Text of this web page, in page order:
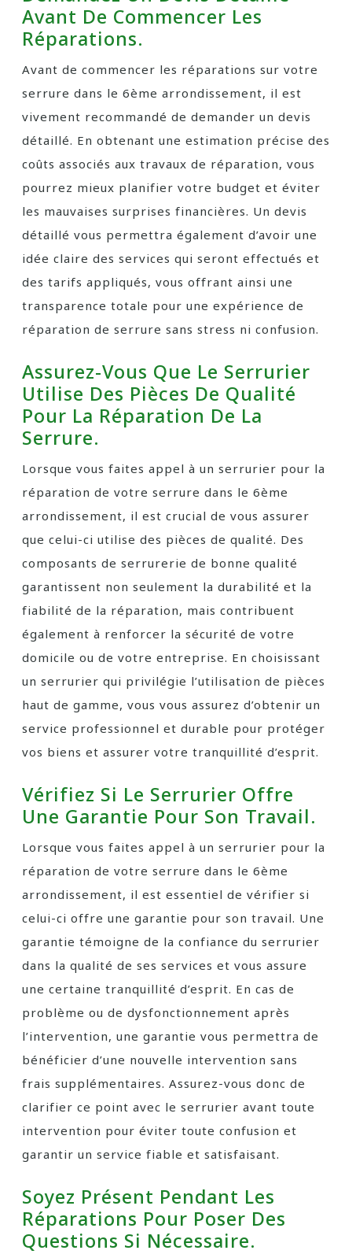
Avant De Commencer Les
Réparations.
Avant de commencer les réparations sur votre
serrure dans le 6ème arrondissement, il est
vivement recommandé de demander un devis
détaillé. En obtenant une estimation précise des
coûts associés aux travaux de réparation, vous
pourrez mieux planifier votre budget et éviter
les mauvaises surprises financières. Un devis
détaillé vous permettra également d’avoir une
idée claire des services qui seront effectués et
des tarifs appliqués, vous offrant ainsi une
transparence totale pour une expérience de
réparation de serrure sans stress ni confusion.
Assurez-Vous Que Le Serrurier
Utilise Des Pièces De Qualité
Pour La Réparation De La
Serrure.
Lorsque vous faites appel à un serrurier pour la
réparation de votre serrure dans le 6ème
arrondissement, il est crucial de vous assurer
que celui-ci utilise des pièces de qualité. Des
composants de serrurerie de bonne qualité
garantissent non seulement la durabilité et la
fiabilité de la réparation, mais contribuent
également à renforcer la sécurité de votre
domicile ou de votre entreprise. En choisissant
un serrurier qui privilégie l’utilisation de pièces
haut de gamme, vous vous assurez d’obtenir un
service professionnel et durable pour protéger
vos biens et assurer votre tranquillité d’esprit.
Vérifiez Si Le Serrurier Offre
Une Garantie Pour Son Travail.
Lorsque vous faites appel à un serrurier pour la
réparation de votre serrure dans le 6ème
arrondissement, il est essentiel de vérifier si
celui-ci offre une garantie pour son travail. Une
garantie témoigne de la confiance du serrurier
dans la qualité de ses services et vous assure
une certaine tranquillité d’esprit. En cas de
problème ou de dysfonctionnement après
l’intervention, une garantie vous permettra de
bénéficier d’une nouvelle intervention sans
frais supplémentaires. Assurez-vous donc de
clarifier ce point avec le serrurier avant toute
intervention pour éviter toute confusion et
garantir un service fiable et satisfaisant.
Soyez Présent Pendant Les
Réparations Pour Poser Des
Questions Si Nécessaire.